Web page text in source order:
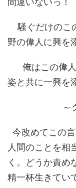
騒ぐだけのこ
野の偉人に興を
俺はこの偉
姿と共に一興を
～
今改めてこの
人間のことを相
く。どうか責め
精一杯生きてい